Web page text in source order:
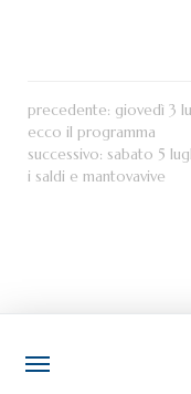
precedente: giovedì 3
ecco il programma
successivo: sabato 5
i saldi e mantovavive